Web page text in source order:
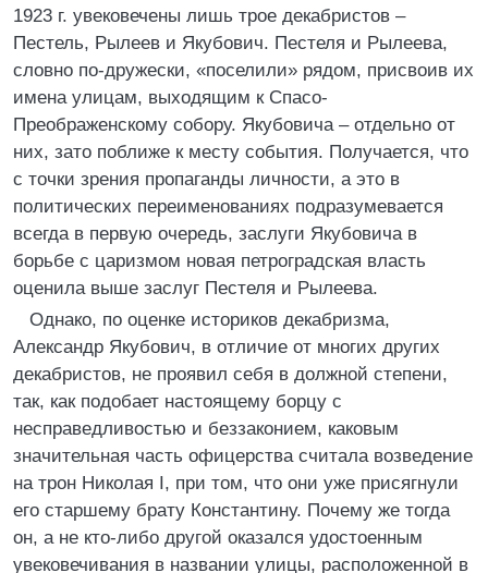
1923 г. увековечены лишь трое декабристов –
Пестель, Рылеев и Якубович. Пестеля и Рылеева,
словно по-дружески, «поселили» рядом, присвоив их
имена улицам, выходящим к Спасо-
Преображенскому собору. Якубовича – отдельно от
них, зато поближе к месту события. Получается, что
с точки зрения пропаганды личности, а это в
политических переименованиях подразумевается
всегда в первую очередь, заслуги Якубовича в
борьбе с царизмом новая петроградская власть
оценила выше заслуг Пестеля и Рылеева.
Однако, по оценке историков декабризма,
Александр Якубович, в отличие от многих других
декабристов, не проявил себя в должной степени,
так, как подобает настоящему борцу с
несправедливостью и беззаконием, каковым
значительная часть офицерства считала возведение
на трон Николая I, при том, что они уже присягнули
его старшему брату Константину. Почему же тогда
он, а не кто-либо другой оказался удостоенным
увековечивания в названии улицы, расположенной в